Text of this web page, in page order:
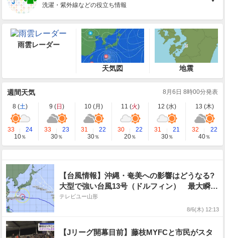
洗濯・紫外線などの役立ち情報
雨雲レーダー
天気図 地震
週間天気 8月6日 8時00分発表
8 (土) 9 (日 ) 10 (月 ) 11 (火) 12 (水) 13 (木)
33
24
10％
33
23
30％
31
22
30％
30
22
20％
31
21
30％
32
22
40％
【台風情報】沖縄・奄美への影響はどうなる?
大型で強い台風13号（ドルフィン） 最大瞬間
風速は60 m/s 今どこに? 勢力、進路予想を詳
テレビユー山形
8/6(木) 12:13
【Jリーグ開幕目前】藤枝MYFCと市民がスタ